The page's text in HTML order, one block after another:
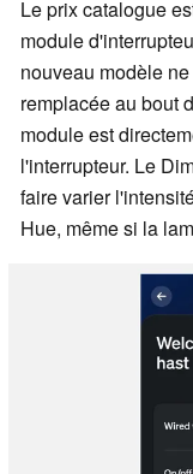
Le prix catalogue
module
nouveau modèle
remplacée au bout
module est
l'interrupteur. Le
faire varier
Hue, même si la